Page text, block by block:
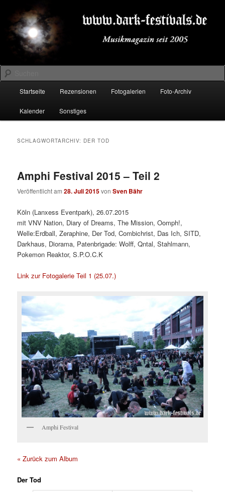
primären
Inhalt
springen
sekundären
Inhalt
springenDARK-FESTIVALS.DE
Suchen
Startseite Rezensionen Fotogalerien Foto-Archiv
Kalender Sonstiges
SCHLAGWORTARCHIV: DER TOD
Amphi Festival 2015 – Teil 2
Veröffentlicht am28. Juli 2015vonSven Bähr
Köln (Lanxess Eventpark), 26.07.2015
mit VNV Nation, Diary of Dreams, The Mission, Oomph!,
Welle:Erdball, Zeraphine, Der Tod, Combichrist, Das Ich, SITD,
Darkhaus, Diorama, Patenbrigade: Wolff, Qntal, Stahlmann,
Pokemon Reaktor, S.P.O.C.K
Link zur Fotogalerie Teil 1 (25.07.)
Amphi Festival
« Zurück zum Album
Der Tod